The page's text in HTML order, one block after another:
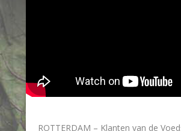
ROTTERDAM – Klanten van de